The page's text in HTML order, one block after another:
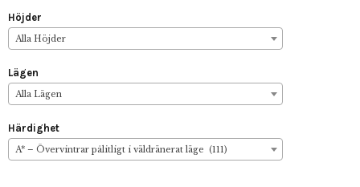
Höjder
Alla Höjder
Lägen
Alla Lägen
Härdighet
A* – Övervintrar pålitligt i väldränerat läge (111)